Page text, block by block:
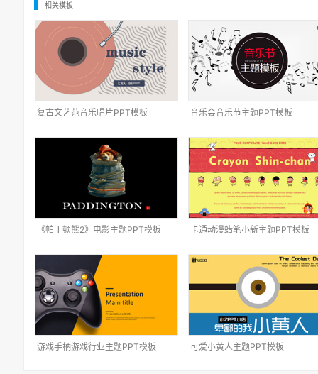
相关模板
复古文艺范音乐唱片PPT模板 音乐会音乐节主题PPT模板
《帕丁顿熊2》电影主题PPT模板 卡通动漫蜡笔小新主题PPT模板
游戏手柄游戏行业主题PPT模板 可爱小黄人主题PPT模板